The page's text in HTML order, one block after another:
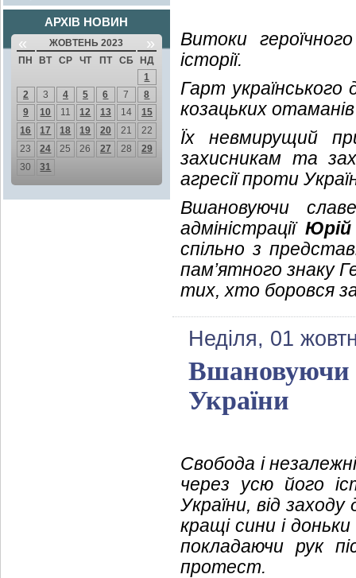
АРХІВ НОВИН
« ЖОВТЕНЬ 2023 »
ПН ВТ СР ЧТ ПТ СБ
НД
1
2
3 4 5 6 7
8
9
10 11 12 13 14
15
16
17 18 19 20 21
22
23
24 25 26 27 28
29
30
31
Витоки
історії.
Гарт українського
козацьких
Їх невмирущий
захисникам та
агресії проти
Вшановуючи
адміністрації
спільно з
пам’ятного знаку
тих, хто боровся
Неділя, 01
Вшановуючи
України
Свобода і
через усю його
України, від
кращі сини і
покладаючи рук
протест.